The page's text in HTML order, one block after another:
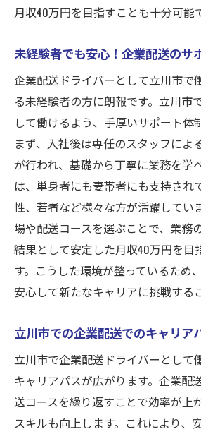
企業配送が提供する多様な
年齢に左右されない企業配
方
軽貨物を活用した効率的な配
目指す
軽貨物を使った配送のメ
立川市で軽貨物を活用す
効率的な配送で収入アッ
軽貨物がもたらす時間と
軽貨物の特性を活かした
月収40万円を目指す軽貨
き方
は
家族構成に合わせた働き
単身者が企業配送で活躍
ト
家族を持つドライバーの
月収40万円を目指すことも十分可能
未経験者でも安心！企業配送のサ
企業配送ドライバーとして立川市で
る未経験者の方に朗報です。立川市
して働けるよう、手厚いサポート体
まず、入社後は専任のスタッフによ
が行われ、基礎から丁寧に業務を学
は、単身者にも妻帯者にも支持され
性、若者など様々な方が活躍してい
場や配送コースを選ぶことで、業務
結果として安定した月収40万円を目
す。こうした環境が整っているため
安心して新たなキャリアに挑戦する
立川市での企業配送でのキャリア
立川市で企業配送ドライバーとして
キャリアパスが広がります。企業配
送コースを繰り返すことで効率が上
スキルも向上します。これにより、